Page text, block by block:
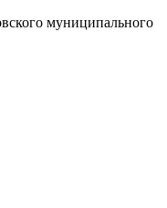
муниципального